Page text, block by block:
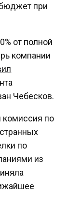
при
от полной
компании
Чебесков.
комиссия по
по
из